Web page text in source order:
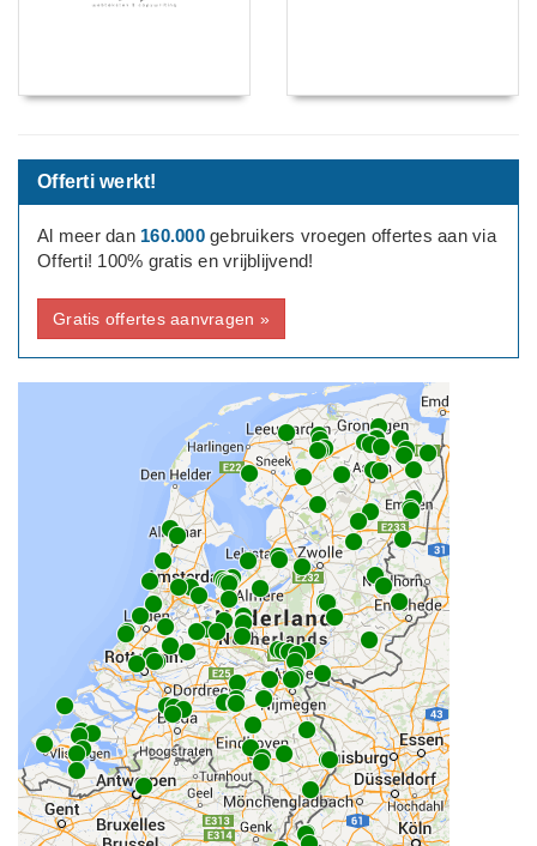
Offerti werkt!
Al meer dan 160.000gebruikers vroegen offertes aan via
Offerti! 100% gratis en vrijblijvend!
Gratis offertes aanvragen »